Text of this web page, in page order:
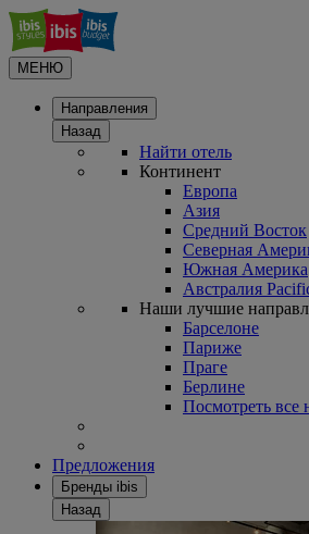
МЕНЮ
Направления
Назад
Найти отель
Континент
Европа
Азия
Средний Восток
Северная
Южная Америка
Австралия
Наши лучшие
Барселоне
Париже
Праге
Берлине
Посмотреть все
Предложения
Бренды ibis
Назад